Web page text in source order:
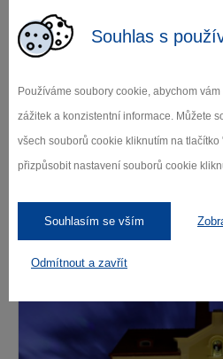
Souhlas s
Používáme soubory cookie, abychom
zážitek a konzistentní informace. Můžete
všech souborů cookie kliknutím na
přizpůsobit nastavení souborů cookie
Souhlasím se vším
Odmítnout a zavřít
Třešť
Restaurace U Kapra
Třešť